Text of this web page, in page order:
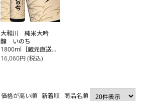
大和川 純米大吟
醸 いのち
1800ml［蔵元直送］
【代引き不可】
16,060円(税込)
価格が高い順 新着順 商品名順